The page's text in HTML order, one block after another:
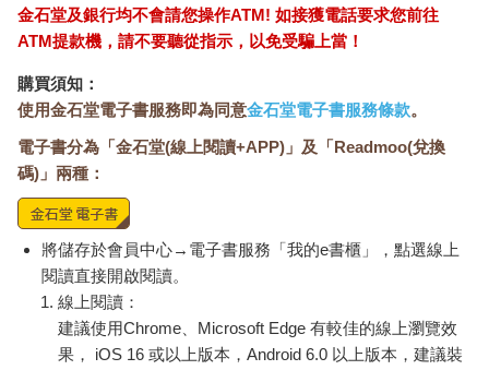
金石堂及銀行均不會請您操作ATM! 如接獲電話要求您前往
ATM提款機，請不要聽從指示，以免受騙上當！
購買須知：
使用金石堂電子書服務即為同意金石堂電子書服務條款。
電子書分為「金石堂(線上閱讀+APP)」及「Readmoo(兌換
碼)」兩種：
將儲存於會員中心→電子書服務「我的e書櫃」，點選線上
閱讀直接開啟閱讀。
線上閱讀：
建議使用Chrome、Microsoft Edge 有較佳的線上瀏覽效
果， iOS 16 或以上版本，Android 6.0 以上版本，建議裝